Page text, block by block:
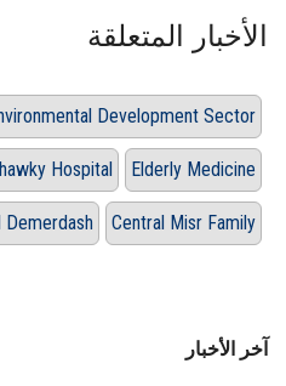
الأخبار المتعلقة
Development Sector
Hospital Elderly Medicine
Demerdash Central Misr Family
آخر الأخبار